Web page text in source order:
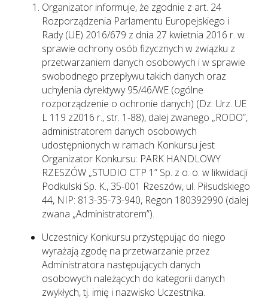
Organizator informuje, że zgodnie z art. 24
Rozporządzenia Parlamentu Europejskiego i
Rady (UE) 2016/679 z dnia 27 kwietnia 2016 r. w
sprawie ochrony osób fizycznych w związku z
przetwarzaniem danych osobowych i w sprawie
swobodnego przepływu takich danych oraz
uchylenia dyrektywy 95/46/WE (ogólne
rozporządzenie o ochronie danych) (Dz. Urz. UE
L 119 z2016 r., str. 1-88), dalej zwanego „RODO”,
administratorem danych osobowych
udostępnionych w ramach Konkursu jest
Organizator Konkursu: PARK HANDLOWY
RZESZÓW „STUDIO CTP 1” Sp. z o. o. w likwidacji
Podkulski Sp. K., 35-001 Rzeszów, ul. Piłsudskiego
44, NIP: 813-35-73-940, Regon 180392990 (dalej
zwana „Administratorem”).
Uczestnicy Konkursu przystępując do niego
wyrażają zgodę na przetwarzanie przez
Administratora następujących danych
osobowych należących do kategorii danych
zwykłych, tj. imię i nazwisko Uczestnika.